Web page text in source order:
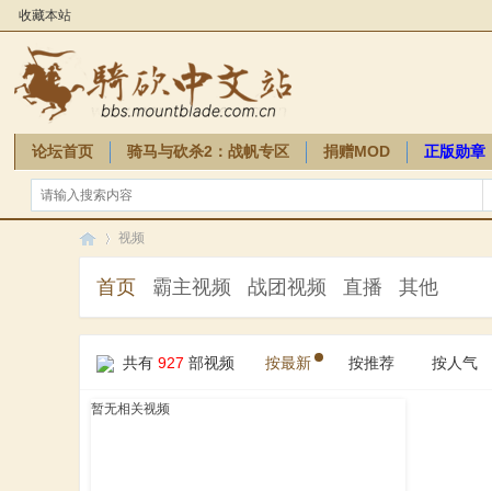
收藏本站
论坛首页 骑马与砍杀2：战帆专区 捐赠MOD 正版勋章
骑砍周边
骑 »
视频
首页 霸主视频 战团视频 直播 其他
共有 927 部视频 按最新 按推荐 按人气
暂无相关视频